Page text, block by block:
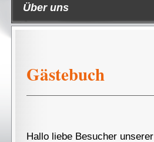
Über uns
Gästebuch
Hallo liebe Besucher unserer